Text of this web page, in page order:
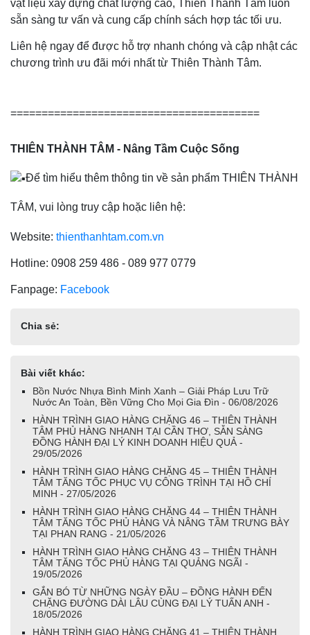
vật liệu xây dựng chất lượng cao, Thiên Thành Tâm luôn
sẵn sàng tư vấn và cung cấp chính sách hợp tác tối ưu.
Liên hệ ngay để được hỗ trợ nhanh chóng và cập nhật các
chương trình ưu đãi mới nhất từ Thiên Thành Tâm.
========================================
THIÊN THÀNH TÂM - Nâng Tầm Cuộc Sống
Để tìm hiểu thêm thông tin về sản phẩm THIÊN THÀNH
TÂM, vui lòng truy cập hoặc liên hệ:
Website: thienthanhtam.com.vn
Hotline: 0908 259 486 - 089 977 0779
Fanpage: Facebook
Chia sẻ:
Bài viết khác:
Bồn Nước Nhựa Bình Minh Xanh – Giải Pháp Lưu Trữ
Nước An Toàn, Bền Vững Cho Mọi Gia Đìn - 06/08/2026
HÀNH TRÌNH GIAO HÀNG CHẶNG 46 – THIÊN THÀNH
TÂM PHỦ HÀNG NHANH TẠI CẦN THƠ, SẴN SÀNG
ĐỒNG HÀNH ĐẠI LÝ KINH DOANH HIỆU QUẢ -
29/05/2026
HÀNH TRÌNH GIAO HÀNG CHẶNG 45 – THIÊN THÀNH
TÂM TĂNG TỐC PHỤC VỤ CÔNG TRÌNH TẠI HỒ CHÍ
MINH - 27/05/2026
HÀNH TRÌNH GIAO HÀNG CHẶNG 44 – THIÊN THÀNH
TÂM TĂNG TỐC PHỦ HÀNG VÀ NÂNG TẦM TRƯNG BÀY
TẠI PHAN RANG - 21/05/2026
HÀNH TRÌNH GIAO HÀNG CHẶNG 43 – THIÊN THÀNH
TÂM TĂNG TỐC PHỦ HÀNG TẠI QUẢNG NGÃI -
19/05/2026
GẮN BÓ TỪ NHỮNG NGÀY ĐẦU – ĐỒNG HÀNH ĐẾN
CHẶNG ĐƯỜNG DÀI LÂU CÙNG ĐẠI LÝ TUẤN ANH -
18/05/2026
HÀNH TRÌNH GIAO HÀNG CHẶNG 41 – THIÊN THÀNH